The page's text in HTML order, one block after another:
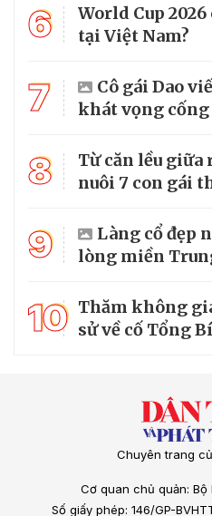
6
World Cup
tại Việt Nam?
7
Cô gái Dao
khát vọng
8
Từ căn lều giữa
nuôi 7 con gái
9
Làng cổ đẹp
lòng miền
10 Thăm không
sử về cố Tổng
Chuyên trang
Cơ quan chủ quản:
Số giấy phép: 146/GP-